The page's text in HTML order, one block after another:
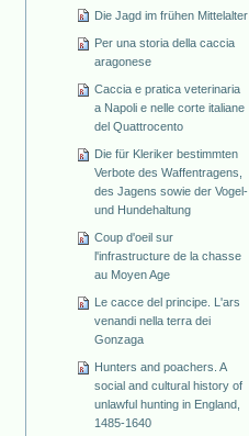
Die Jagd im frühen Mittelalter
Per una storia della caccia
aragonese
Caccia e pratica veterinaria
a Napoli e nelle corte italiane
del Quattrocento
Die für Kleriker bestimmten
Verbote des Waffentragens,
des Jagens sowie der Vogel-
und Hundehaltung
Coup d'oeil sur
l'infrastructure de la chasse
au Moyen Age
Le cacce del principe. L'ars
venandi nella terra dei
Gonzaga
Hunters and poachers. A
social and cultural history of
unlawful hunting in England,
1485-1640